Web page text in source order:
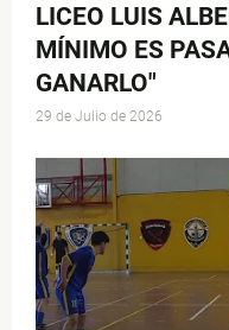
LICEO LUIS
MÍNIMO ES
GANARLO"
29 de Julio de 2026